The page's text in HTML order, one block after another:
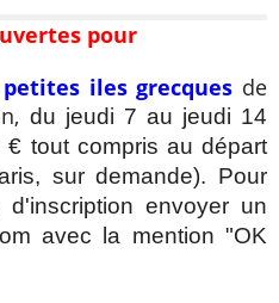
pour
iles grecques de
du jeudi 7 au jeudi 14
tout compris au départ
sur demande). Pour
envoyer un
avec la mention "OK